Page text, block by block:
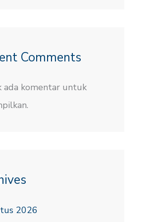
Comments
ada komentar untuk
2026